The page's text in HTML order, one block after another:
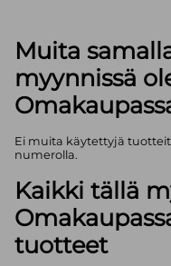
Muita
myynnissä
Ei muita käytettyjä
numerolla.
Kaikki tällä
tuotteet